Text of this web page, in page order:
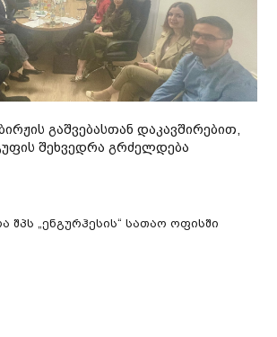
გაშვებასთან დაკავშირებით,
შეხვედრა გრძელდება
შპს „ენგურჰესის“ სათაო ოფისში